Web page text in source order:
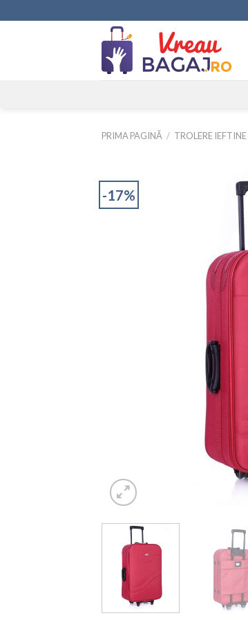
to
PRIMA PAGINĂ / TROLERE IEFTINE
-17%